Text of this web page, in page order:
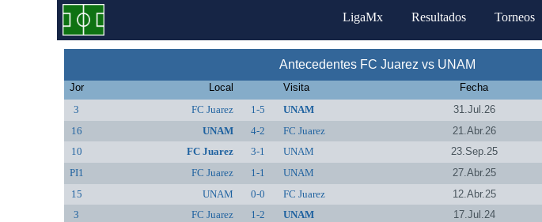
LigaMx Resultados Torneos
Antecedentes FC Juarez vs UNAM
Jor Local Visita Fecha
3
FC Juarez 1-5 UNAM 31.Jul.26
16
UNAM 4-2 FC Juarez 21.Abr.26
10
FC Juarez 3-1 UNAM 23.Sep.25
PI1
FC Juarez 1-1 UNAM 27.Abr.25
15
UNAM 0-0 FC Juarez 12.Abr.25
3
FC Juarez 1-2 UNAM 17.Jul.24